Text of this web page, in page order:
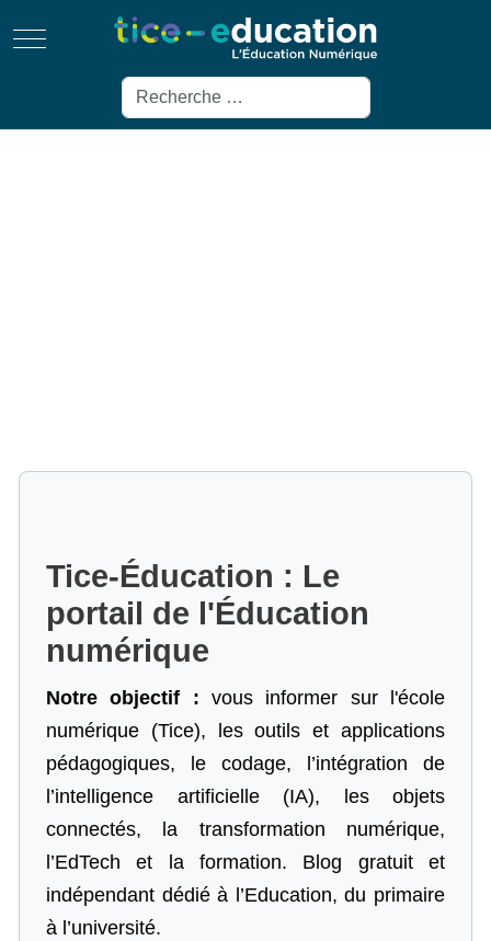
Mobile Menu Toggle
Rechercher
Tice-Éducation : Le
portail de l'Éducation
numérique
Notre objectif : vous informer sur l'école
numérique (Tice), les outils et applications
pédagogiques, le codage,
l’intégration de
l’intelligence artificielle (IA), les objets
connectés, la transformation numérique,
l’EdTech et la formation. Blog gratuit et
indépendant dédié à l’Education, du primaire
à l’université.